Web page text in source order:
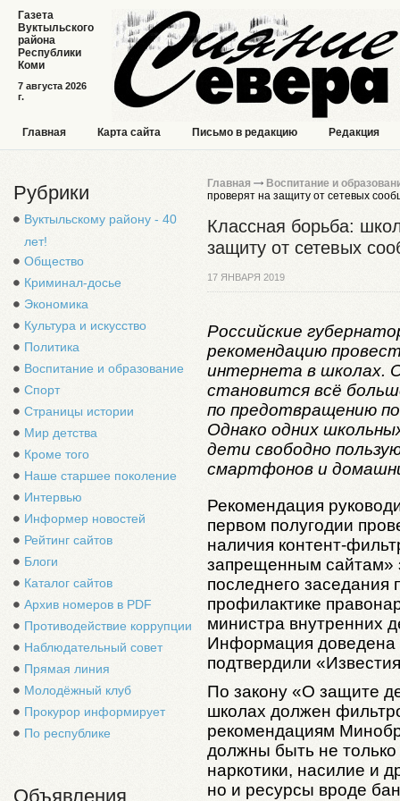
7 августа 2026
г.
Газета
Вуктыльского
района
Республики
Коми
Главная Карта сайта Письмо в редакцию Редакция
Рубрики
Вуктыльскому району - 40
лет!
Общество
Криминал-досье
Экономика
Культура и искусство
Политика
Воспитание и образование
Спорт
Страницы истории
Мир детства
Кроме того
Наше старшее поколение
Интервью
Информер новостей
Рейтинг сайтов
Блоги
Каталог сайтов
Архив номеров в PDF
Противодействие коррупции
Наблюдательный совет
Прямая линия
Молодёжный клуб
Прокурор информирует
По республике
Объявления
Главная
Воспитание и
проверят на защиту от сетевых
Классная борьба:
защиту от сетевых
17 ЯНВАРЯ 2019
Российские
рекомендацию
интернета в школах.
становится всё
по предотвращению
Однако одних
дети свободно
смартфонов и
Рекомендация
первом полугодии
наличия контент-
запрещенным сайтам»
последнего заседания
профилактике
министра внутренних
Информация доведена
подтвердили
По закону «О защите
школах должен
рекомендациям
должны быть не
наркотики, насилие и
но и ресурсы вроде